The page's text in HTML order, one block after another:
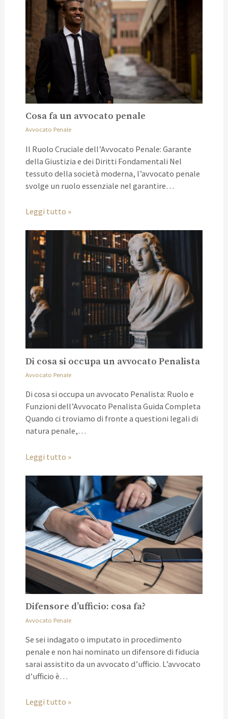
Cosa fa un avvocato penale
Avvocato Penale
Il Ruolo Cruciale dell’Avvocato Penale: Garante
della Giustizia e dei Diritti Fondamentali Nel
tessuto della società moderna, l’avvocato penale
svolge un ruolo essenziale nel garantire…
Leggi tutto »
Di cosa si occupa un avvocato Penalista
Avvocato Penale
Di cosa si occupa un avvocato Penalista: Ruolo e
Funzioni dell’Avvocato Penalista Guida Completa
Quando ci troviamo di fronte a questioni legali di
natura penale,…
Leggi tutto »
Difensore d’ufficio: cosa fa?
Avvocato Penale
Se sei indagato o imputato in procedimento
penale e non hai nominato un difensore di fiducia
sarai assistito da un avvocato d’ufficio. L’avvocato
d’ufficio è…
Leggi tutto »